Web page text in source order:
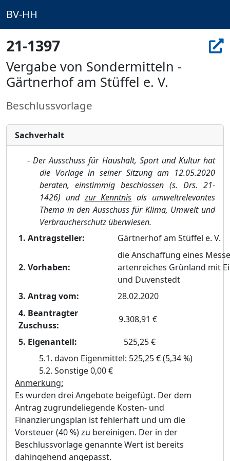
BV-HH
21-1397
Vergabe von Sondermitteln -
Gärtnerhof am Stüffel e. V.
Beschlussvorlage
Sachverhalt
- Der Ausschuss für Haushalt, Sport und Kultur hat
die Vorlage in seiner Sitzung am 12.05.2020
beraten, einstimmig beschlossen (s. Drs. 21-
1426) undzur Kenntnis als umweltrelevantes
Thema in den Ausschuss für Klima, Umwelt und
Verbraucherschutz überwiesen.
1. Antragsteller:
Gärtnerhof am Stüffel e. V.
2. Vorhaben:
die Anschaffung eines
artenreiches Grünland mit
und Duvenstedt
3. Antrag vom:
28.02.2020
4. Beantragter
Zuschuss:
9.308,91 €
5. Eigenanteil:
525,25 €
5.1. davon Eigenmittel: 525,25 € (5,34 %)
5.2. Sonstige0,00 €
Anmerkung:
Es wurden drei Angebote beigefügt. Der dem
Antrag zugrundeliegende Kosten- und
Finanzierungsplan ist fehlerhaft und um die
Vorsteuer (40 %) zu bereinigen. Der in der
Beschlussvorlage genannte Wert ist bereits
dahingehend angepasst.